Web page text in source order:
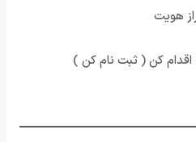
اقدام کن ( ثبت نام کن )